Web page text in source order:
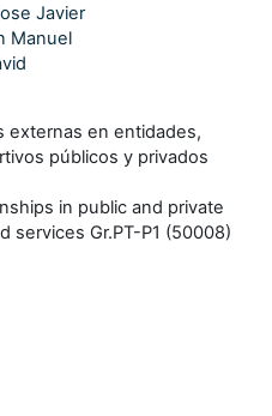
Javier
Manuel
externas en entidades,
públicos y privados
in public and private
services Gr.PT-P1 (50008)